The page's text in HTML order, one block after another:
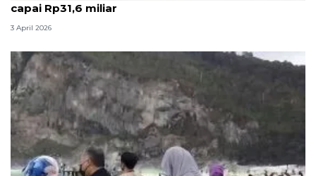
capai Rp31,6 miliar
3 April 2026